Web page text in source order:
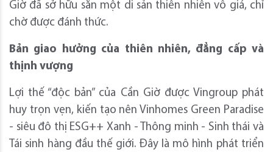
Giờ đã sở hữu sẵn một di sản thiên nhiên vô giá, chỉ
chờ được đánh thức.
Bản giao hưởng của thiên nhiên, đẳng cấp và
thịnh vượng
Lợi thế “độc bản” của Cần Giờ được Vingroup phát
huy trọn vẹn, kiến tạo nên Vinhomes Green Paradise
- siêu đô thị ESG++ Xanh - Thông minh - Sinh thái và
Tái sinh hàng đầu thế giới. Đây là mô hình phát triển